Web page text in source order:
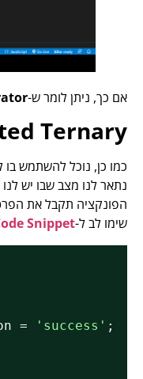
אם כך, ניתן לומר ש-
Ternary
כמו כן, נוכל להשתמש בו
נתאר לנו מצב שבו יש
הפונקציה תקבל את
שימו לב ל-Snippet
= 'success' ;